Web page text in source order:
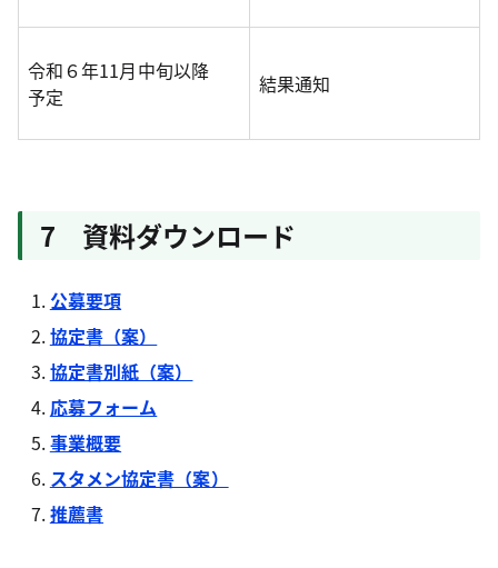
令和６年11月中旬以降
予定
結果通知
7 資料ダウンロード
公募要項
協定書（案）
協定書別紙（案）
応募フォーム
事業概要
スタメン協定書（案）
推薦書